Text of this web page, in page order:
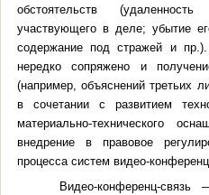
обстоятельств
участвующего в деле; убытие
содержание под стражей и
нередко сопряжено и
(например, объяснений третьих
в сочетании с развитием
материально-технического
внедрение в правовое
процесса систем видео-
Видео-конференц-